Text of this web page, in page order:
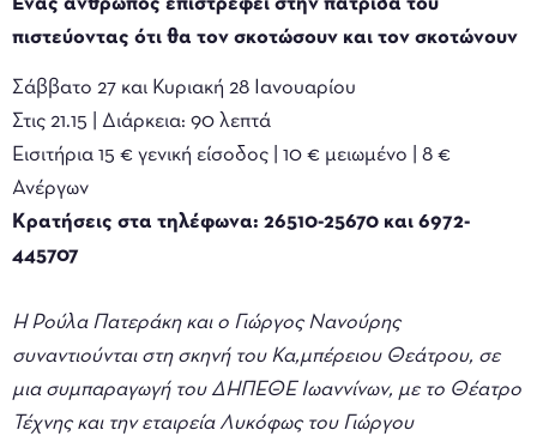
πιστεύοντας ότι θα τον σκοτώσουν και τον σκοτώνουν
Σάββατο 27 και Κυριακή 28 Ιανουαρίου
Στις 21.15 | Διάρκεια: 90 λεπτά
Εισιτήρια 15 € γενική είσοδος | 10 € μειωμένο | 8 €
Ανέργων
Κρατήσεις στα τηλέφωνα: 26510-25670 και 6972-
445707
Η Ρούλα Πατεράκη και ο Γιώργος Νανούρης
συναντιούνται στη σκηνή του Κα,μπέρειου Θεάτρου, σε
μια συμπαραγωγή του ΔΗΠΕΘΕ Ιωαννίνων, με το Θέατρο
Τέχνης και την εταιρεία Λυκόφως του Γιώργου